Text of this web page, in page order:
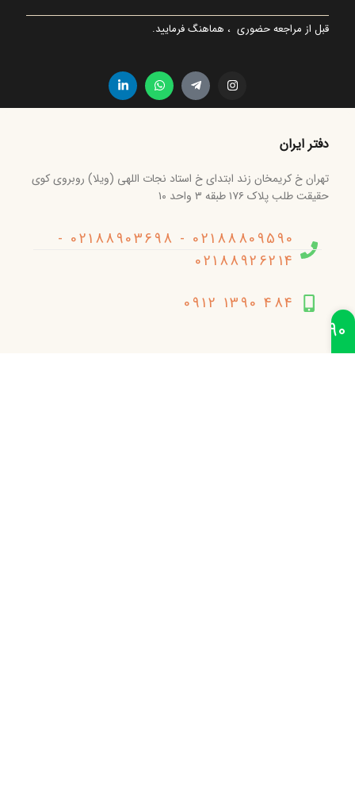
قبل از مراجعه حضوری ، هماهنگ فرمایید.
دفتر ایران
تهران خ کریمخان زند ابتدای خ استاد نجات اللهی (ویلا) روبروی کوی
حقیقت طلب پلاک ۱۷۶ طبقه ۳ واحد ۱۰
02188809590 - 02188903698 -
02188926214
484 1390 0912
021-88809590